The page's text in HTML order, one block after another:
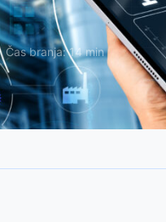
Čas branja: 14 min